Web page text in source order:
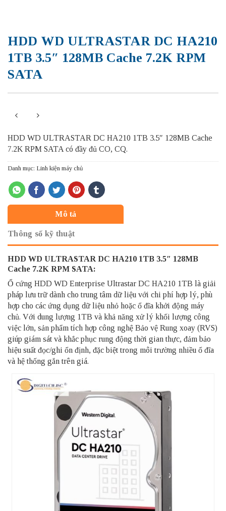
HDD WD ULTRASTAR DC HA210
1TB 3.5″ 128MB Cache 7.2K RPM
SATA
HDD WD ULTRASTAR DC HA210 1TB 3.5″ 128MB Cache
7.2K RPM SATA có đầy đủ CO, CQ.
Danh mục: Linh kiện máy chủ
Mô tả
Thông số kỹ thuật
HDD WD ULTRASTAR DC HA210 1TB 3.5″ 128MB
Cache 7.2K RPM SATA:
Ổ cứng HDD WD Enterprise Ultrastar DC HA210 1TB là giải
pháp lưu trữ dành cho trung tâm dữ liệu với chi phí hợp lý, phù
hợp cho các ứng dụng dữ liệu nhỏ hoặc ổ đĩa khởi động máy
chủ. Với dung lượng 1TB và khả năng xử lý khối lượng công
việc lớn, sản phẩm tích hợp công nghệ Bảo vệ Rung xoay (RVS)
giúp giám sát và khắc phục rung động thời gian thực, đảm bảo
hiệu suất đọc/ghi ổn định, đặc biệt trong môi trường nhiều ổ đĩa
và hệ thống gắn trên giá.